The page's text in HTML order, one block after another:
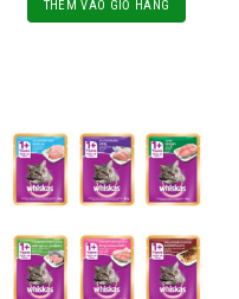
THÊM VÀO GIỎ HÀNG